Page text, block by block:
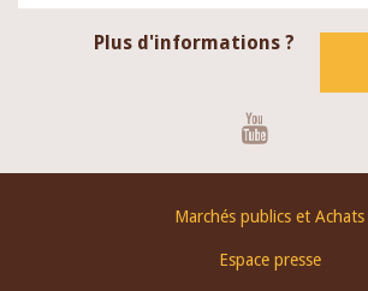
Plus d'informations ?
Marchés publics et Achats
Espace presse